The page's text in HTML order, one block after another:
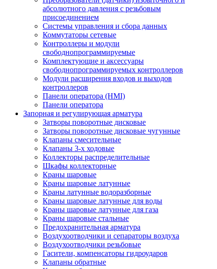
абсолютного давления с резьбовым
присоединением
Системы управления и сбора данных
Коммутаторы сетевые
Контроллеры и модули
свободнопрограммируемые
Комплектующие и аксессуары
свободнопрограммируемых контроллеров
Модули расширения входов и выходов
контроллеров
Панели оператора (HMI)
Панели оператора
Запорная и регулирующая арматура
Затворы поворотные дисковые
Затворы поворотные дисковые чугунные
Клапаны смесительные
Клапаны 3-х ходовые
Коллекторы распределительные
Шкафы коллекторные
Краны шаровые
Краны шаровые латунные
Краны латунные водоразборные
Краны шаровые латунные для воды
Краны шаровые латунные для газа
Краны шаровые стальные
Предохранительная арматура
Воздухоотводчики и сепараторы воздуха
Воздухоотводчики резьбовые
Гасители, компенсаторы гидроударов
Клапаны обратные